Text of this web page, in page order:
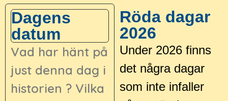
Dagens
datum
Vad har hänt på
just denna dag i
historien ? Vilka
Röda dagar
2026
Under 2026 finns
det några dagar
som inte infaller